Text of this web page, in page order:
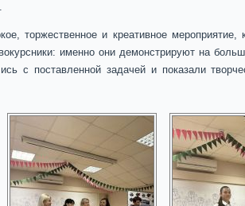
торжественное и креативное
именно они демонстрируют на
с поставленной задачей и показали